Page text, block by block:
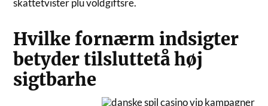
skattetvister plu voldgiftsre.
Hvilke fornærm indsigter
betyder tilsluttetå høj
sigtbarhe